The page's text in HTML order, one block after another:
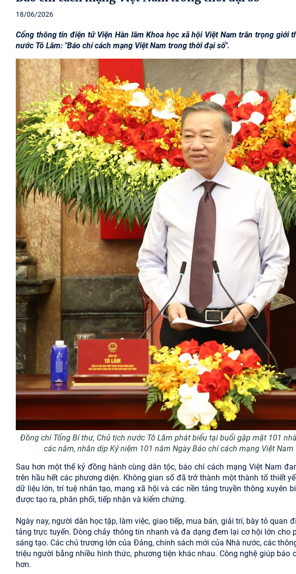
18/06/2026
Cổng thông tin điện tử Viện Hàn lâm Khoa học xã hội Việt Nam trân trọng giới
nước Tô Lâm: "Báo chí cách mạng Việt Nam trong thời đại số".
Đồng chí Tổng Bí thư, Chủ tịch nước Tô Lâm phát biểu tại buổi gặp mặt 101
các năm, nhân dịp Kỷ niệm 101 năm Ngày Báo chí cách mạng Việt
Sau hơn một thế kỷ đồng hành cùng dân tộc, báo chí cách mạng Việt Nam
trên hầu hết các phương diện. Không gian số đã trở thành một thành tố thiết
dữ liệu lớn, trí tuệ nhân tạo, mạng xã hội và các nền tảng truyền thông xuyên
được tạo ra, phân phối, tiếp nhận và kiểm chứng.
Ngày nay, người dân học tập, làm việc, giao tiếp, mua bán, giải trí, bày tỏ quan
tảng trực tuyến. Dòng chảy thông tin nhanh và đa dạng đem lại cơ hội lớn cho
sáng tạo. Các chủ trương lớn của Đảng, chính sách mới của Nhà nước, các
triệu người bằng nhiều hình thức, phương tiện khác nhau. Công nghệ giúp
hơn.